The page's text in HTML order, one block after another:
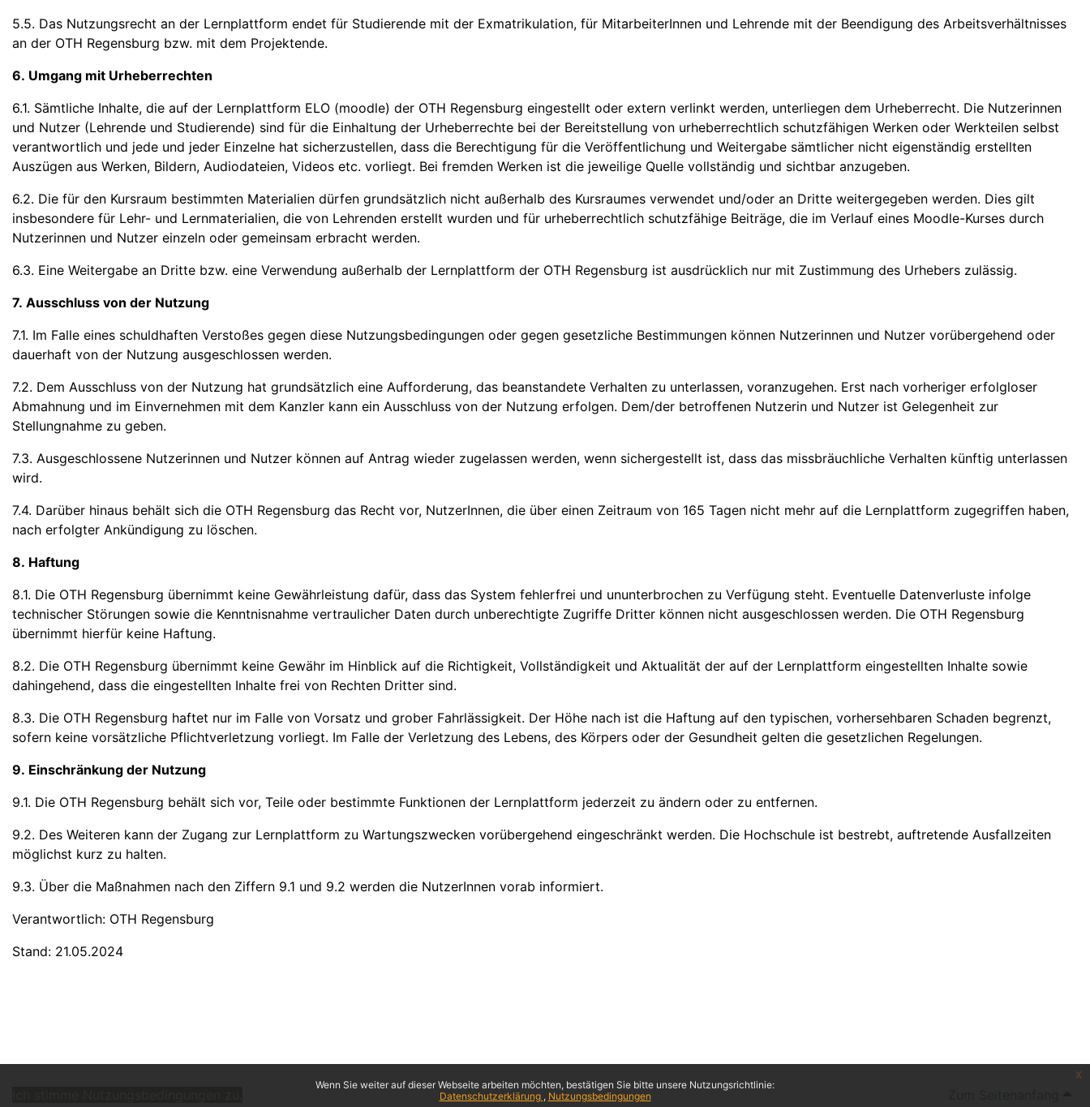
Wenn Sie weiter auf dieser Webseite arbeiten möchten, bestätigen Sie bitte unsere Nutzungsrichtlinie:
Datenschutzerklärung
Nutzungsbedingungen
x
5.5. Das Nutzungsrecht an der Lernplattform endet für Studierende mit der Exmatrikulation, für MitarbeiterInnen und Lehrende mit der Beendigung des Arbeitsverhältnisses
an der OTH Regensburg bzw. mit dem Projektende.
6. Umgang mit Urheberrechten
6.1. Sämtliche Inhalte, die auf der Lernplattform ELO (moodle) der OTH Regensburg eingestellt oder extern verlinkt werden, unterliegen dem Urheberrecht. Die Nutzerinnen
und Nutzer (Lehrende und Studierende) sind für die Einhaltung der Urheberrechte bei der Bereitstellung von urheberrechtlich schutzfähigen Werken oder Werkteilen selbst
verantwortlich und jede und jeder Einzelne hat sicherzustellen, dass die Berechtigung für die Veröffentlichung und Weitergabe sämtlicher nicht eigenständig erstellten
Auszügen aus Werken, Bildern, Audiodateien, Videos etc. vorliegt. Bei fremden Werken ist die jeweilige Quelle vollständig und sichtbar anzugeben.
6.2. Die für den Kursraum bestimmten Materialien dürfen grundsätzlich nicht außerhalb des Kursraumes verwendet und/oder an Dritte weitergegeben werden. Dies gilt
insbesondere für Lehr- und Lernmaterialien, die von Lehrenden erstellt wurden und für urheberrechtlich schutzfähige Beiträge, die im Verlauf eines Moodle-Kurses durch
Nutzerinnen und Nutzer einzeln oder gemeinsam erbracht werden.
6.3. Eine Weitergabe an Dritte bzw. eine Verwendung außerhalb der Lernplattform der OTH Regensburg ist ausdrücklich nur mit Zustimmung des Urhebers zulässig.
7. Ausschluss von der Nutzung
7.1. Im Falle eines schuldhaften Verstoßes gegen diese Nutzungsbedingungen oder gegen gesetzliche Bestimmungen können Nutzerinnen und Nutzer vorübergehend oder
dauerhaft von der Nutzung ausgeschlossen werden.
7.2. Dem Ausschluss von der Nutzung hat grundsätzlich eine Aufforderung, das beanstandete Verhalten zu unterlassen, voranzugehen. Erst nach vorheriger erfolgloser
Abmahnung und im Einvernehmen mit dem Kanzler kann ein Ausschluss von der Nutzung erfolgen. Dem/der betroffenen Nutzerin und Nutzer ist Gelegenheit zur
Stellungnahme zu geben.
7.3. Ausgeschlossene Nutzerinnen und Nutzer können auf Antrag wieder zugelassen werden, wenn sichergestellt ist, dass das missbräuchliche Verhalten künftig unterlassen
wird.
7.4. Darüber hinaus behält sich die OTH Regensburg das Recht vor, NutzerInnen, die über einen Zeitraum von 165 Tagen nicht mehr auf die Lernplattform zugegriffen haben,
nach erfolgter Ankündigung zu löschen.
8. Haftung
8.1. Die OTH Regensburg übernimmt keine Gewährleistung dafür, dass das System fehlerfrei und ununterbrochen zu Verfügung steht. Eventuelle Datenverluste infolge
technischer Störungen sowie die Kenntnisnahme vertraulicher Daten durch unberechtigte Zugriffe Dritter können nicht ausgeschlossen werden. Die OTH Regensburg
übernimmt hierfür keine Haftung.
8.2. Die OTH Regensburg übernimmt keine Gewähr im Hinblick auf die Richtigkeit, Vollständigkeit und Aktualität der auf der Lernplattform eingestellten Inhalte sowie
dahingehend, dass die eingestellten Inhalte frei von Rechten Dritter sind.
8.3. Die OTH Regensburg haftet nur im Falle von Vorsatz und grober Fahrlässigkeit. Der Höhe nach ist die Haftung auf den typischen, vorhersehbaren Schaden begrenzt,
sofern keine vorsätzliche Pflichtverletzung vorliegt. Im Falle der Verletzung des Lebens, des Körpers oder der Gesundheit gelten die gesetzlichen Regelungen.
9. Einschränkung der Nutzung
9.1. Die OTH Regensburg behält sich vor, Teile oder bestimmte Funktionen der Lernplattform jederzeit zu ändern oder zu entfernen.
9.2. Des Weiteren kann der Zugang zur Lernplattform zu Wartungszwecken vorübergehend eingeschränkt werden. Die Hochschule ist bestrebt, auftretende Ausfallzeiten
möglichst kurz zu halten.
9.3. Über die Maßnahmen nach den Ziffern 9.1 und 9.2 werden die NutzerInnen vorab informiert.
Verantwortlich: OTH Regensburg
Stand: 21.05.2024